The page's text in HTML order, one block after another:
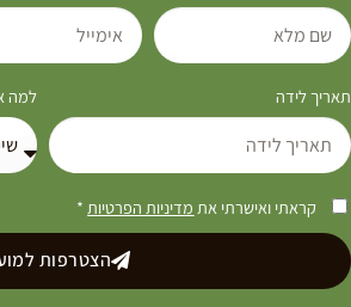
תאריך לידה למה
קראתי ואישרתי את מדיניות הפרטיות *
הצטרפות